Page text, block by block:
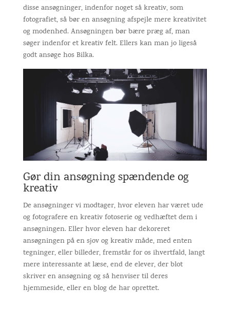
disse ansøgninger, indenfor noget så kreativ, som
fotografiet, så bør en ansøgning afspejle mere kreativitet
og modenhed. Ansøgningen bør bære præg af, man
søger indenfor et kreativ felt. Ellers kan man jo ligeså
godt ansøge hos Bilka.
Gør din ansøgning spændende og
kreativ
De ansøgninger vi modtager, hvor eleven har været ude
og fotografere en kreativ fotoserie og vedhæftet dem i
ansøgningen. Eller hvor eleven har dekoreret
ansøgningen på en sjov og kreativ måde, med enten
tegninger, eller billeder, fremstår for os ihvertfald, langt
mere interessante at læse, end de elever, der blot
skriver en ansøgning og så henviser til deres
hjemmeside, eller en blog de har oprettet.